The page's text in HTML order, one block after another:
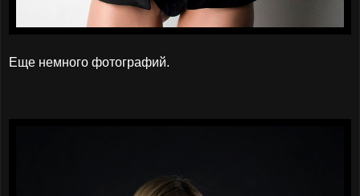
Еще немного фотографий.